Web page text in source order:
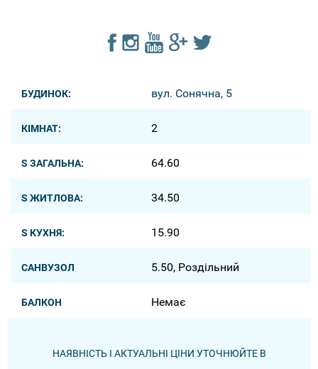
БУДИНОК: вул. Сонячна, 5
КІМНАТ: 2
S ЗАГАЛЬНА: 64.60
S ЖИТЛОВА: 34.50
S КУХНЯ: 15.90
САНВУЗОЛ 5.50, Роздільний
БАЛКОН Немає
НАЯВНІСТЬ І АКТУАЛЬНІ ЦІНИ УТОЧНЮЙТЕ В